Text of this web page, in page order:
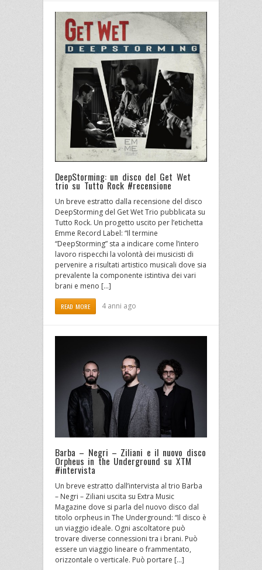
DeepStorming: un disco del Get Wet
trio su Tutto Rock #recensione
Un breve estratto dalla recensione del disco
DeepStorming del Get Wet Trio pubblicata su
Tutto Rock. Un progetto uscito per l’etichetta
Emme Record Label: “Il termine
“DeepStorming” sta a indicare come l’intero
lavoro rispecchi la volontà dei musicisti di
pervenire a risultati artistico musicali dove sia
prevalente la componente istintiva dei vari
brani e meno […]
READ MORE 4 anni ago
Barba – Negri – Ziliani e il nuovo disco
Orpheus in the Underground su XTM
#intervista
Un breve estratto dall’intervista al trio Barba
– Negri – Ziliani uscita su Extra Music
Magazine dove si parla del nuovo disco dal
titolo orpheus in The Underground: “Il disco è
un viaggio ideale. Ogni ascoltatore può
trovare diverse connessioni tra i brani. Può
essere un viaggio lineare o frammentato,
orizzontale o verticale. Può portare […]